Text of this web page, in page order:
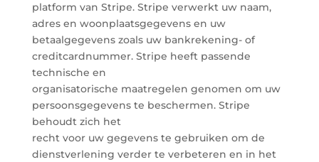
platform van Stripe. Stripe verwerkt uw naam,
adres en woonplaatsgegevens en uw
betaalgegevens zoals uw bankrekening- of
creditcardnummer. Stripe heeft passende
technische en
organisatorische maatregelen genomen om uw
persoonsgegevens te beschermen. Stripe
behoudt zich het
recht voor uw gegevens te gebruiken om de
dienstverlening verder te verbeteren en in het